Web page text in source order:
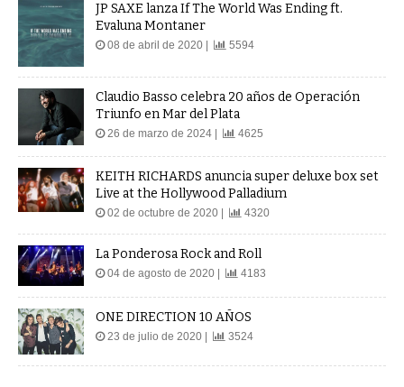
JP SAXE lanza If The World Was Ending ft.
Evaluna Montaner
08 de abril de 2020 | 5594
Claudio Basso celebra 20 años de Operación
Triunfo en Mar del Plata
26 de marzo de 2024 | 4625
KEITH RICHARDS anuncia super deluxe box set
Live at the Hollywood Palladium
02 de octubre de 2020 | 4320
La Ponderosa Rock and Roll
04 de agosto de 2020 | 4183
ONE DIRECTION 10 AÑOS
23 de julio de 2020 | 3524